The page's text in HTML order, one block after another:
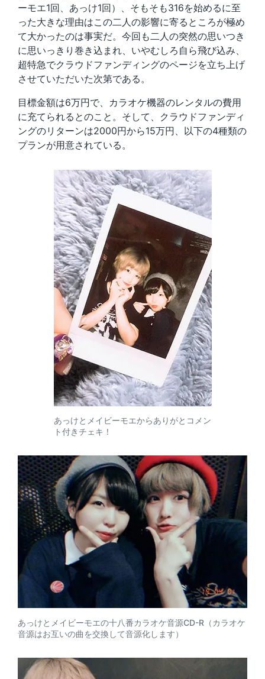
ーモエ1回、あっけ1回）、そもそも316を始めるに至
った大きな理由はこの二人の影響に寄るところが極め
て大かったのは事実だ。今回も二人の突然の思いつき
に思いっきり巻き込まれ、いやむしろ自ら飛び込み、
超特急でクラウドファンディングのページを立ち上げ
させていただいた次第である。
目標金額は6万円で、カラオケ機器のレンタルの費用
に充てられるとのこと。そして、クラウドファンディ
ングのリターンは2000円から15万円、以下の4種類の
プランが用意されている。
あっけとメイビーモエからありがとコメン
ト付きチェキ！
あっけとメイビーモエの十八番カラオケ音源CD-R（カラオケ
音源はお互いの曲を交換して音源化します）